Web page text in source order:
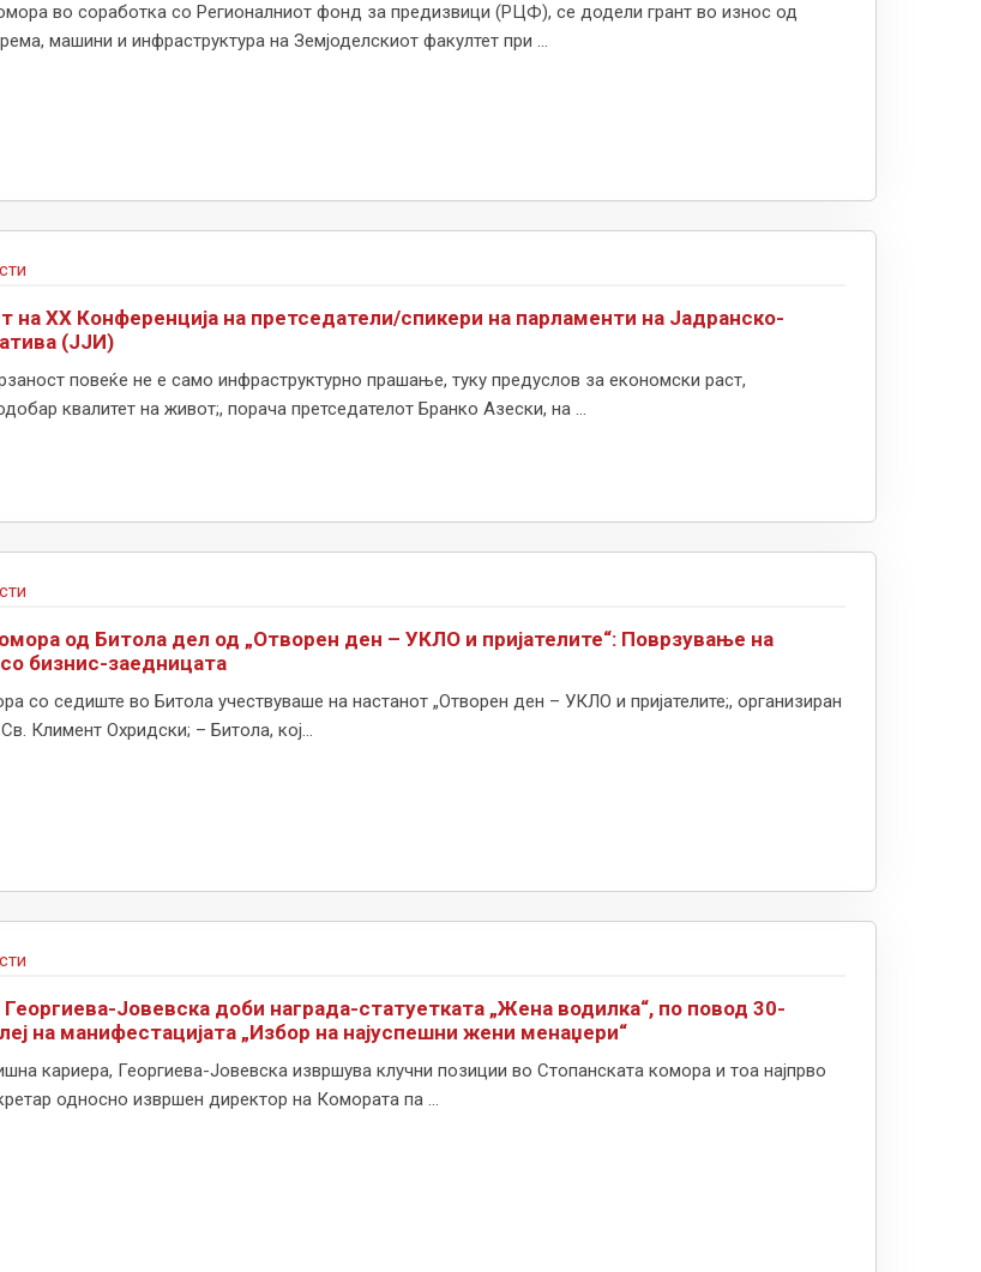
во соработка со Регионалниот фонд за предизвици (РЦФ), се додели грант во износ од
машини и инфраструктура на Земјоделскиот факултет при ...
на XX Конференција на претседатели/спикери на парламенти на Јадранско-
(ЈЈИ)
повеќе не е само инфраструктурно прашање, туку предуслов за економски раст,
квалитет на живот;, порача претседателот Бранко Азески, на ...
од Битола дел од „Отворен ден – УКЛО и пријателите“: Поврзување на
бизнис-заедницата
со седиште во Битола учествуваше на настанот „Отворен ден – УКЛО и пријателите;, организиран
Климент Охридски; – Битола, кој...
Јовевска доби награда-статуетката „Жена водилка“, по повод 30-
на манифестацијата „Избор на најуспешни жени менаџери“
кариера, Георгиева-Јовевска извршува клучни позиции во Стопанската комора и тоа најпрво
односно извршен директор на Комората па ...